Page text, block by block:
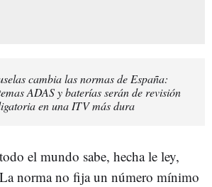
cambia las normas de España:
ADAS y baterías serán de revisión
en una ITV más dura
el mundo sabe, hecha le ley,
norma no fija un número mínimo